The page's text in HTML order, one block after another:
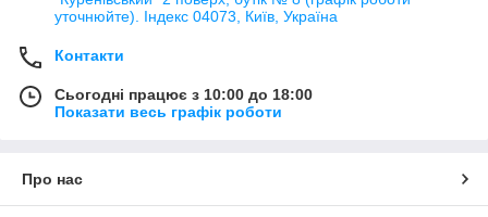
уточнюйте). Індекс 04073, Київ, Україна
Контакти
Сьогодні працює з 10:00 до 18:00
Показати весь графік роботи
Про нас